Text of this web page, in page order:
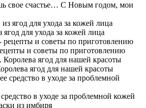
свое счастье… С Новым годом, мои
для ухода за кожей лица
и советы по приготовлению
ягод для нашей красоты
в уходе за проблемной кожей
из имбиря